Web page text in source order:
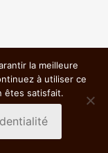
légales &
|
la meilleure
à utiliser ce
êtes satisfait.